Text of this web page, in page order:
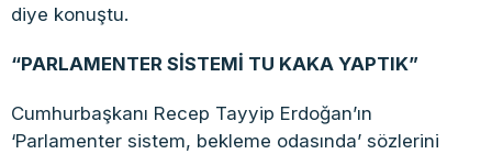
diye konuştu.
“PARLAMENTER SİSTEMİ TU KAKA YAPTIK”
Cumhurbaşkanı Recep Tayyip Erdoğan’ın
‘Parlamenter sistem, bekleme odasında’ sözlerini